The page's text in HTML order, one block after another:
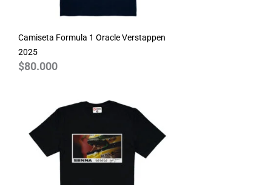
Camiseta Formula 1 Oracle Verstappen
2025
$80.000